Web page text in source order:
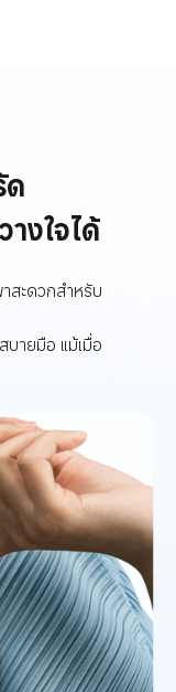
ด
งใจได้
สะดวกสำหรับ
บายมือ แม้เมื่อ